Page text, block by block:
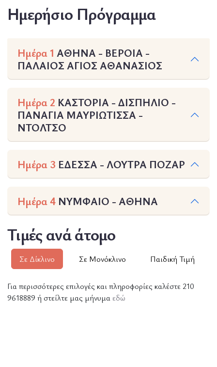
Ημερήσιο Πρόγραμμα
Ημέρα 1 ΑΘΗΝΑ - ΒΕΡΟΙΑ -
ΠΑΛΑΙΟΣ ΑΓΙΟΣ ΑΘΑΝΑΣΙΟΣ
Ημέρα 2 ΚΑΣΤΟΡΙΑ - ΔΙΣΠΗΛΙΟ -
ΠΑΝΑΓΙΑ ΜΑΥΡΙΩΤΙΣΣΑ -
ΝΤΟΛΤΣΟ
Ημέρα 3 ΕΔΕΣΣΑ - ΛΟΥΤΡΑ ΠΟΖΑΡ
Ημέρα 4 ΝΥΜΦΑΙΟ - ΑΘΗΝΑ
Τιμές ανά άτομο
Σε Δίκλινο Σε Μονόκλινο Παιδική Τιμή
Για περισσότερες επιλογές και πληροφορίες καλέστε 210
9618889 ή στείλτε μας μήνυμα εδώ